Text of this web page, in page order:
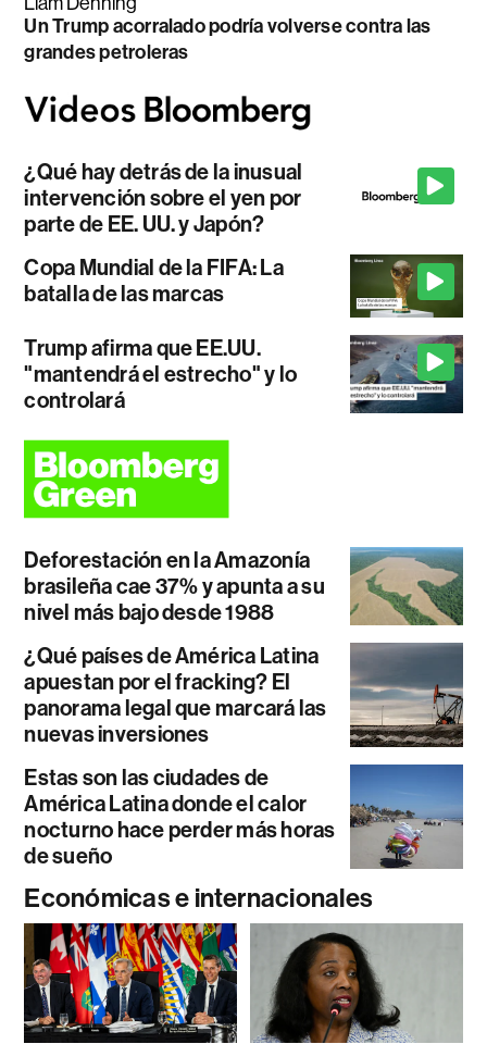
Un Trump acorralado podría volverse contra las
grandes petroleras
¿Qué hay detrás de la inusual
intervención sobre el yen por
parte de EE. UU. y Japón?
Copa Mundial de la FIFA: La
batalla de las marcas
Trump afirma que EE.UU.
"mantendrá el estrecho" y lo
controlará
Deforestación en la Amazonía
brasileña cae 37% y apunta a su
nivel más bajo desde 1988
¿Qué países de América Latina
apuestan por el fracking? El
panorama legal que marcará las
nuevas inversiones
Estas son las ciudades de
América Latina donde el calor
nocturno hace perder más horas
de sueño
Económicas e internacionales